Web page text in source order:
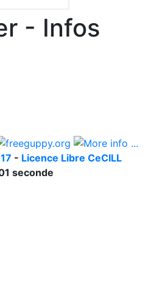
- Infos
- Licence Libre CeCILL
seconde